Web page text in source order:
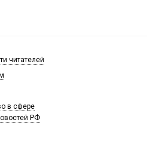
читателей
в сфере
РФ